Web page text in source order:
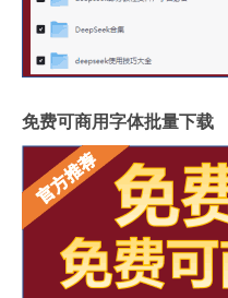
免费可商用字体批量下载